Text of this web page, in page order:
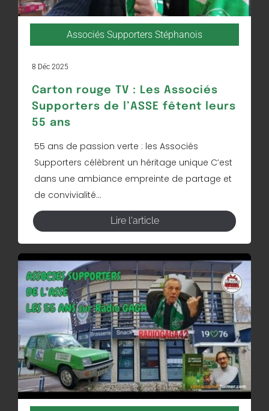
Associés Supporters Stéphanois
8 Déc 2025
Carton rouge TV : Les Associés
Supporters de l’ASSE fêtent leurs
55 ans
55 ans de passion verte : les Associés
Supporters célèbrent un héritage unique C’est
dans une ambiance empreinte de partage et
de convivialité...
Lire l'article